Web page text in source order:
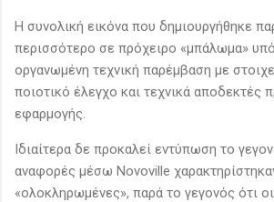
Η συνολική εικόνα που δημιουργήθηκε
περισσότερο σε πρόχειρο «μπάλωμα»
οργανωμένη τεχνική παρέμβαση με
ποιοτικό έλεγχο και τεχνικά αποδεκτές
εφαρμογής.
Ιδιαίτερα δε προκαλεί εντύπωση το
αναφορές μέσω Novoville
«ολοκληρωμένες», παρά το γεγονός ότι οι